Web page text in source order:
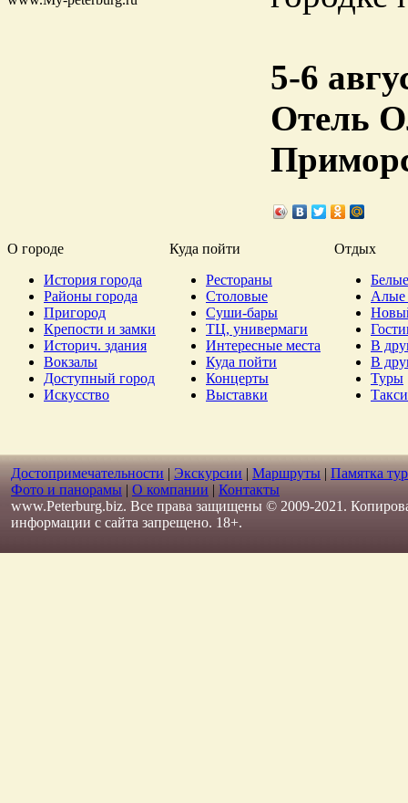
5-6
Отель
О городе Куда пойти
Отдых
История города
Районы города
Пригород
Крепости и замки
Историч. здания
Вокзалы
Доступный город
Искусство
Рестораны
Столовые
Суши-бары
ТЦ, универмаги
Интересные места
Куда пойти
Концерты
Выставки
Алые
В
В
Туры
Такси
Достопримечательности | Экскурсии | Маршруты | Памятка
Фото и панорамы | О компании | Контакты
www.Peterburg.biz. Все права защищены © 2009-2021.
информации с сайта запрещено. 18+.